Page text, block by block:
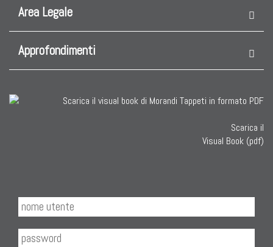
Area Legale
Approfondimenti
Scarica il
Visual Book (pdf)